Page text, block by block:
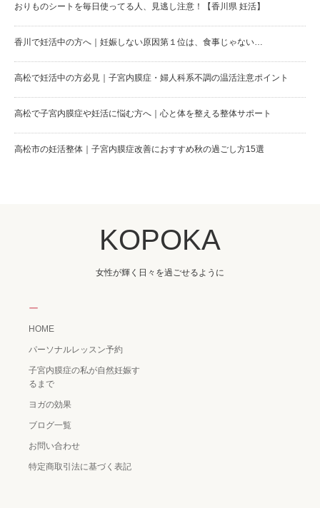
おりものシートを毎日使ってる人、見逃し注意！【香川県 妊活】
香川で妊活中の方へ｜妊娠しない原因第１位は、食事じゃない…
高松で妊活中の方必見｜子宮内膜症・婦人科系不調の温活注意ポイント
高松で子宮内膜症や妊活に悩む方へ｜心と体を整える整体サポート
高松市の妊活整体｜子宮内膜症改善におすすめ秋の過ごし方15選
KOPOKA
女性が輝く日々を過ごせるように
ー
HOME
パーソナルレッスン予約
子宮内膜症の私が自然妊娠す
るまで
ヨガの効果
ブログ一覧
お問い合わせ
特定商取引法に基づく表記